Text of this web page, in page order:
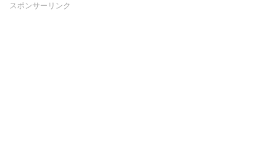
スポンサーリンク